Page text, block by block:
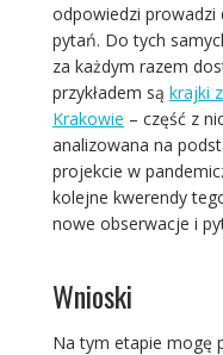
odpowiedzi
pytań. Do tych
za każdym razem
przykładem są krajki
Krakowie – część z
analizowana na
projekcie w
kolejne kwerendy
nowe obserwacje i
Wnioski
Na tym etapie mogę